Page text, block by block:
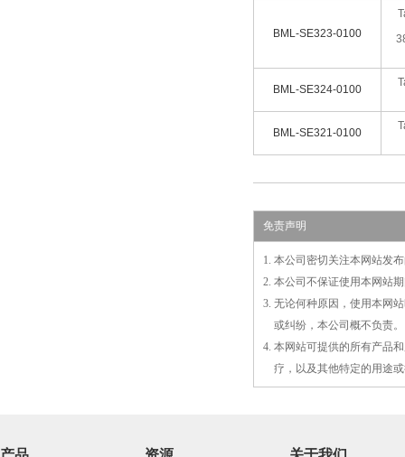
BML-SE323-0100
BML-SE324-0100
BML-SE321-0100
免责声明
1. 本公司密切关注本网站发
2. 本公司不保证使用本网站
3. 无论何种原因，使用本网
或纠纷，本公司概不负责。
4. 本网站可提供的所有产品
疗，以及其他特定的用途